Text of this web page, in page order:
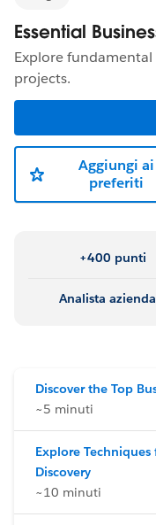
Essential
Explore fundamental
projects.
Aggiungi ai
preferiti
+400 punti
Analista
Discover the Top
~5 minuti
Explore
Discovery
~10 minuti